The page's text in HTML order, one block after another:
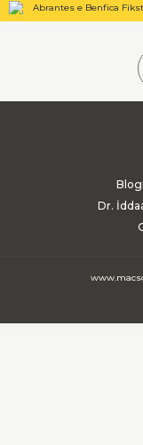
Abrantes e Benfica
Blog
Dr.